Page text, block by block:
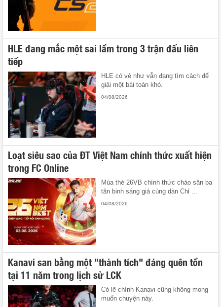
HLE đang mắc một sai lầm trong 3 trận đấu liên
tiếp
HLE có vẻ như vẫn đang tìm cách để
giải một bài toán khó.
04/08/2026
Loạt siêu sao của ĐT Việt Nam chính thức xuất hiện
trong FC Online
Mùa thẻ 26VB chính thức chào sân ba
tân binh sáng giá cùng dàn Chỉ ...
04/08/2026
Kanavi san bằng một "thành tích" đáng quên tồn
tại 11 năm trong lịch sử LCK
Có lẽ chính Kanavi cũng không mong
muốn chuyện này.